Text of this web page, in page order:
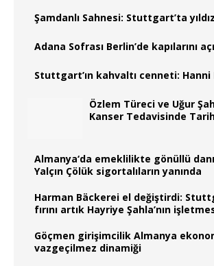
Şamdanlı Sahnesi: Stuttgart’ta
Adana Sofrası Berlin’de kapılarını
Stuttgart’ın kahvaltı cenneti: Hanni
Özlem Türeci ve Uğur
Kanser Tedavisinde
Almanya‘da emeklilikte gönüllü
Yalçın Çölük sigortalıların yanında
Harman Bäckerei el değiştirdi:
fırını artık Hayriye Şahla’nın
Göçmen girişimcilik Almanya
vazgeçilmez dinamiği